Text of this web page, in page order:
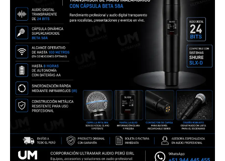
Mano
Inalámbrico
con
Cápsula
Beta
58A
cantidad